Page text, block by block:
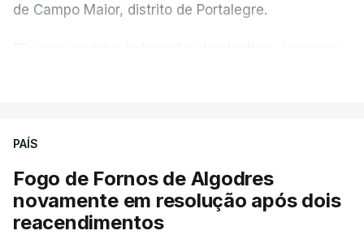
de Campo Maior, distrito de Portalegre.
nada disto é incompatível com tratarmos com
crianças", acrescentou.
António José Seguro mostrou dúvidas sobre se é
PAÍS
Fogo de Fornos de Algodres
novamente em resolução após dois
reacendimentos